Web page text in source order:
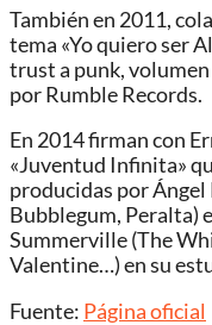
También en 2011,
tema «Yo quiero ser
trust a punk,
por Rumble Records.
En 2014 firman con
«Juventud Infinita»
producidas por
Bubblegum, Peralta)
Summerville (The
Valentine…) en su
Fuente: Página oficial